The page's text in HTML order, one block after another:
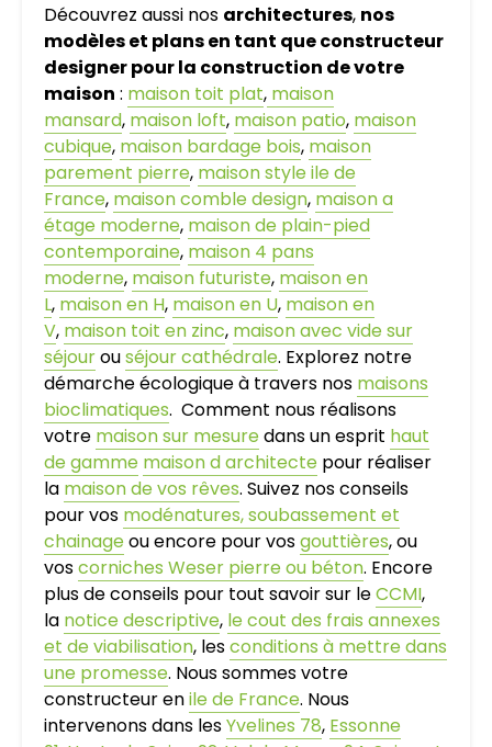
Découvrez aussi nos architectures, nos
modèles et plans en tant que constructeur
designer pour la construction de votre
maison : maison toit plat, maison
mansard, maison loft, maison patio, maison
cubique, maison bardage bois, maison
parement pierre, maison style ile de
France, maison comble design, maison a
étage moderne, maison de plain-pied
contemporaine, maison 4 pans
moderne, maison futuriste, maison en
L, maison en H, maison en U, maison en
V, maison toit en zinc, maison avec vide sur
séjourouséjour cathédrale. Explorez notre
démarche écologique à travers nos maisons
bioclimatiques. Comment nous réalisons
votre maison sur mesuredans un esprit haut
de gamme maison d architecte pour réaliser
la maison de vos rêves. Suivez nos conseils
pour vos modénatures, soubassement et
chainageou encore pour vosgouttières, ou
voscorniches Weser pierre ou béton. Encore
plus de conseils pour tout savoir sur leCCMI,
la notice descriptive, le cout des frais annexes
et de viabilisation, lesconditions à mettre dans
une promesse. Nous sommes votre
constructeur enile de France. Nous
intervenons dans lesYvelines 78, Essonne